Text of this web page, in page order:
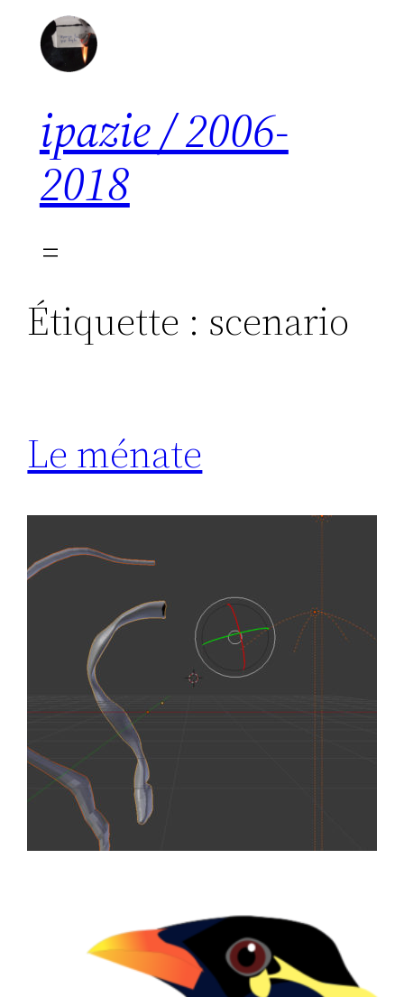
contenu
ipazie / 2006-
2018
Étiquette : scenario
Le ménate